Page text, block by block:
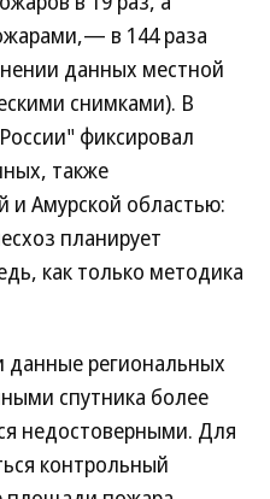
в 144 раза
данных местной
снимками). В
фиксировал
также
и Амурской областью:
планирует
как только методика
данные региональных
спутника более
недостоверными. Для
контрольный